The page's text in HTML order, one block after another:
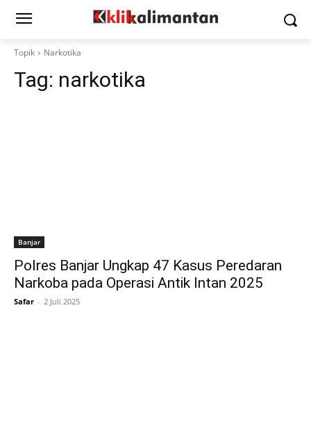
Topik Narkotika
Tag: narkotika
Banjar
Polres Banjar Ungkap 47 Kasus Peredaran
Narkoba pada Operasi Antik Intan 2025
Safar - 2 Juli 2025